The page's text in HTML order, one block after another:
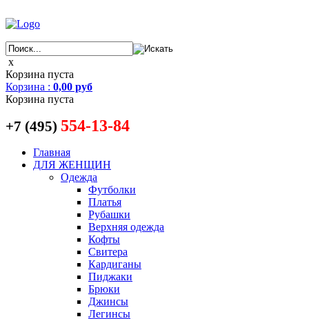
x
Корзина пуста
Корзина : 0,00 руб
Корзина пуста
+7 (495) 554-13-84
Главная
ДЛЯ ЖЕНЩИН
Одежда
Футболки
Платья
Рубашки
Верхняя одежда
Кофты
Свитера
Кардиганы
Пиджаки
Брюки
Джинсы
Легинсы